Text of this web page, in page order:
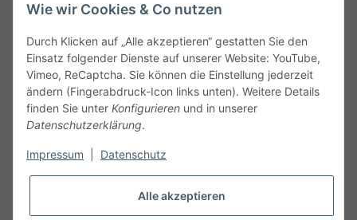
Leibnizstraße 2a
Germany
Phone:+49 40 5287270
Fax:+49 40 5281050
Email:sales@tow-automotive.de
Wie wir Cookies & Co nutzen
Durch Klicken auf „Alle akzeptieren“ gestatten Sie den
Einsatz folgender Dienste auf unserer Website: YouTube,
Vimeo, ReCaptcha. Sie können die Einstellung jederzeit
ändern (Fingerabdruck-Icon links unten). Weitere Details
finden Sie unter Konfigurieren und in unserer
Datenschutzerklärung.
Impressum Datenschutz
Alle akzeptieren